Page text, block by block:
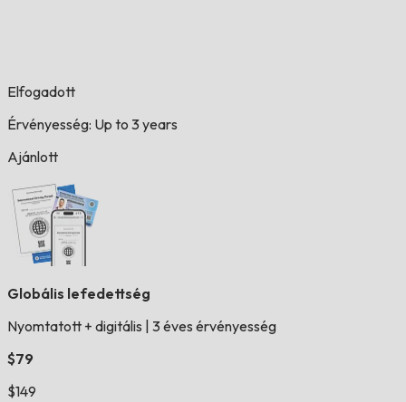
Elfogadott
Érvényesség: Up to 3 years
Ajánlott
Globális lefedettség
Nyomtatott + digitális 3 éves érvényesség
$79
$149